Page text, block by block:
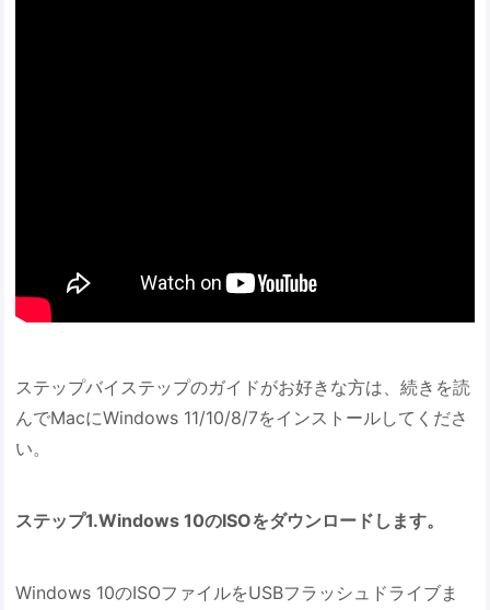
ステップバイステップのガイドがお好きな方は、続きを読
んでMacにWindows 11/10/8/7をインストールしてくださ
い。
ステップ1.Windows 10のISOをダウンロードします。
Windows 10のISOファイルをUSBフラッシュドライブま